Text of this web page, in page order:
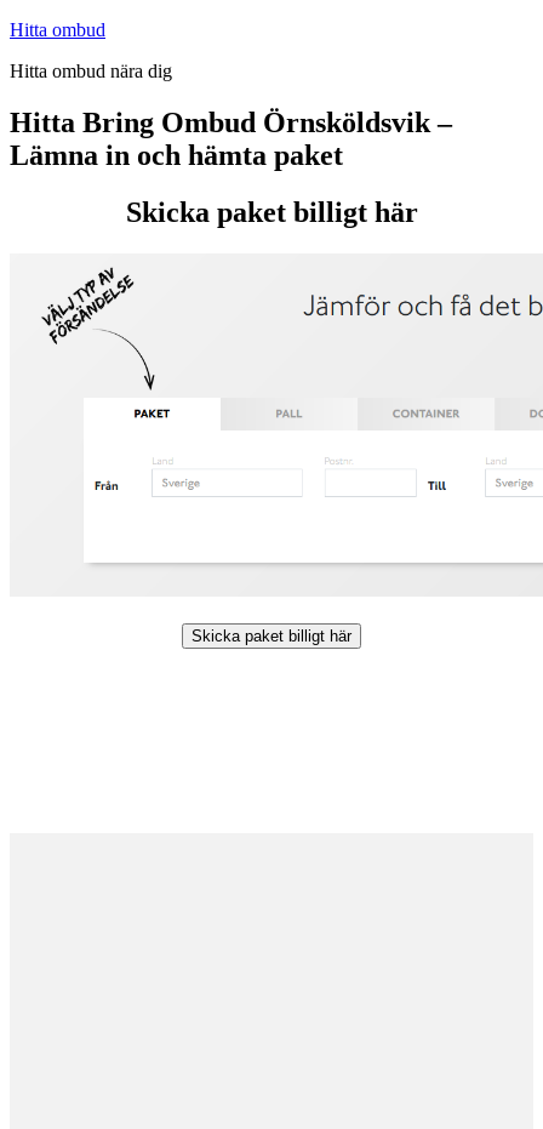
Hoppa
innehåll
Hitta ombud
Hitta ombud nära dig
Hitta Bring Ombud Örnsköldsvik –
Lämna in och hämta paket
Skicka paket billigt här
Skicka paket billigt här